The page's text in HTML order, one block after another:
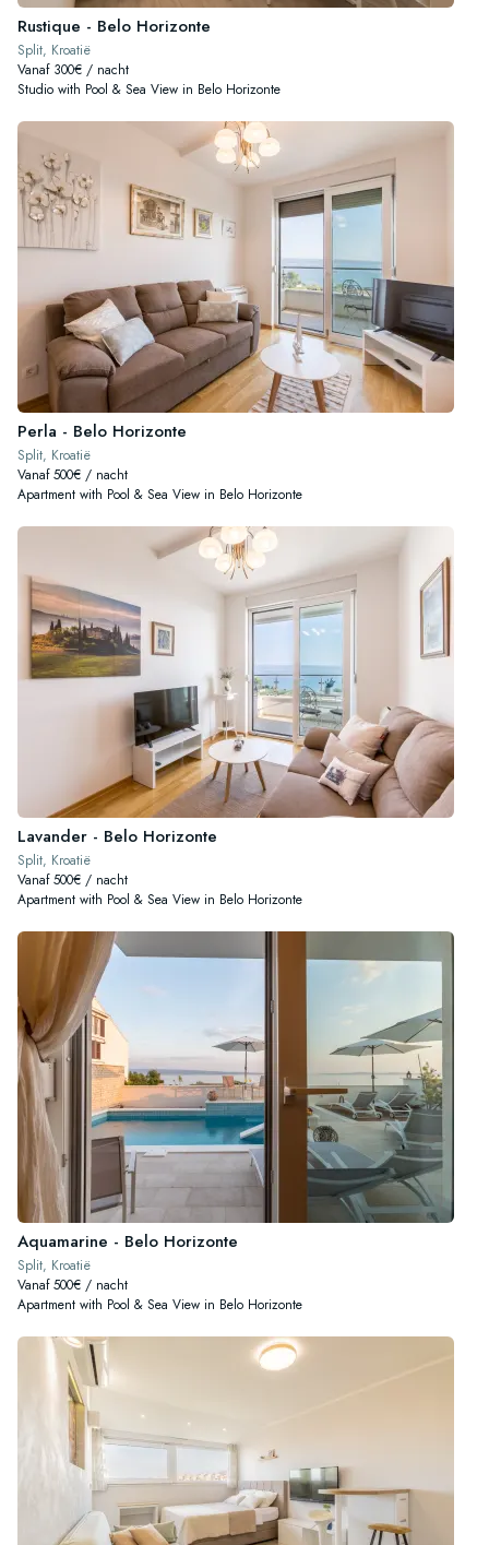
Rustique - Belo Horizonte
Split, Kroatië
Vanaf 300€ / nacht
Studio with Pool & Sea View in Belo Horizonte
Perla - Belo Horizonte
Split, Kroatië
Vanaf 500€ / nacht
Apartment with Pool & Sea View in Belo Horizonte
Lavander - Belo Horizonte
Split, Kroatië
Vanaf 500€ / nacht
Apartment with Pool & Sea View in Belo Horizonte
Aquamarine - Belo Horizonte
Split, Kroatië
Vanaf 500€ / nacht
Apartment with Pool & Sea View in Belo Horizonte